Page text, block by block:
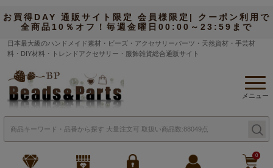
お買得DAY 通販サイト限定 会員様限定| クーポン利用で
全商品10％オフ！毎週金曜日00:00～23:59まで
日本最大級のハンドメイド素材・ビーズ・アクセサリーパーツ・天然資材・手芸材
料・DIY材料・トレンドアクセサリー・服飾雑貨総合通販サイト
メニュー
0